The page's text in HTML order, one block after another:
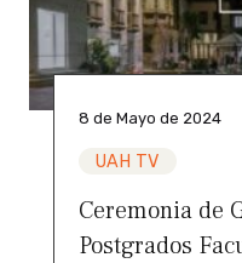
8 de Mayo de 2024
UAH TV
Ceremonia de
Postgrados